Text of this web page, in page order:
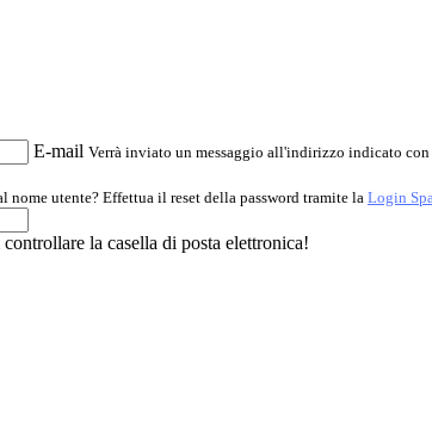
E-mail Verrà inviato un messaggio all'indirizzo indicato
nome utente? Effettua il reset della password tramite la Login
la casella di posta elettronica!